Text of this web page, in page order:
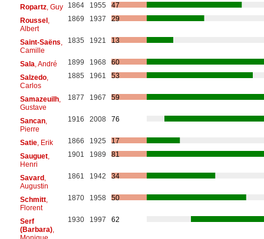
Ropartz, Guy 1864 1955
47
Roussel,
Albert
1869 1937 29
Saint-Saëns
Camille
1835 1921 13
Sala , André 1899 1968
60
Salzedo,
Carlos
1885 1961 53
Samazeuilh,
Gustave
1877 1967 59
Sancan,
Pierre
1916 2008 76
Satie, Erik 1866 1925
17
Sauguet,
Henri
1901 1989 81
Savard,
Augustin
1861 1942 34
Schmitt,
Florent
1870 1958 50
Serf
(Barbara),
1930 1997 62